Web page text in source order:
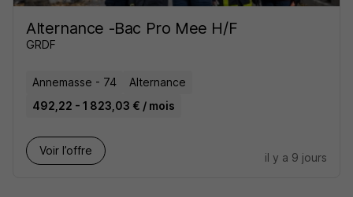
Alternance -Bac Pro Mee H/F
GRDF
Annemasse - 74
Alternance
492,22 - 1 823,03 € / mois
Voir l’offre
il y a 9 jours